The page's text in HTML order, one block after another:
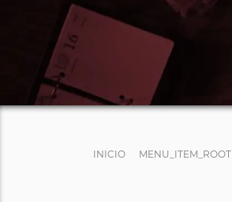
INICIO MENU_ITEM_ROOT